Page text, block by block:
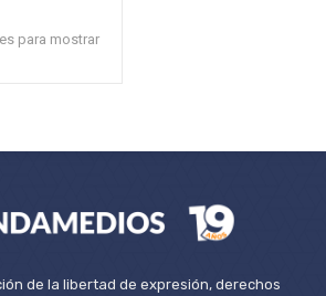
para mostrar
de la libertad de expresión, derechos